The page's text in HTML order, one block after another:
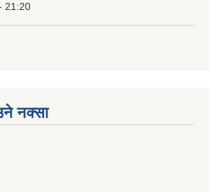
21:20
नक्सा